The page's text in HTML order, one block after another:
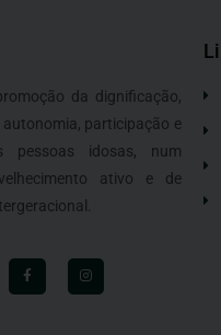
da dignificação,
autonomia, participação e
pessoas idosas, num
ativo e de